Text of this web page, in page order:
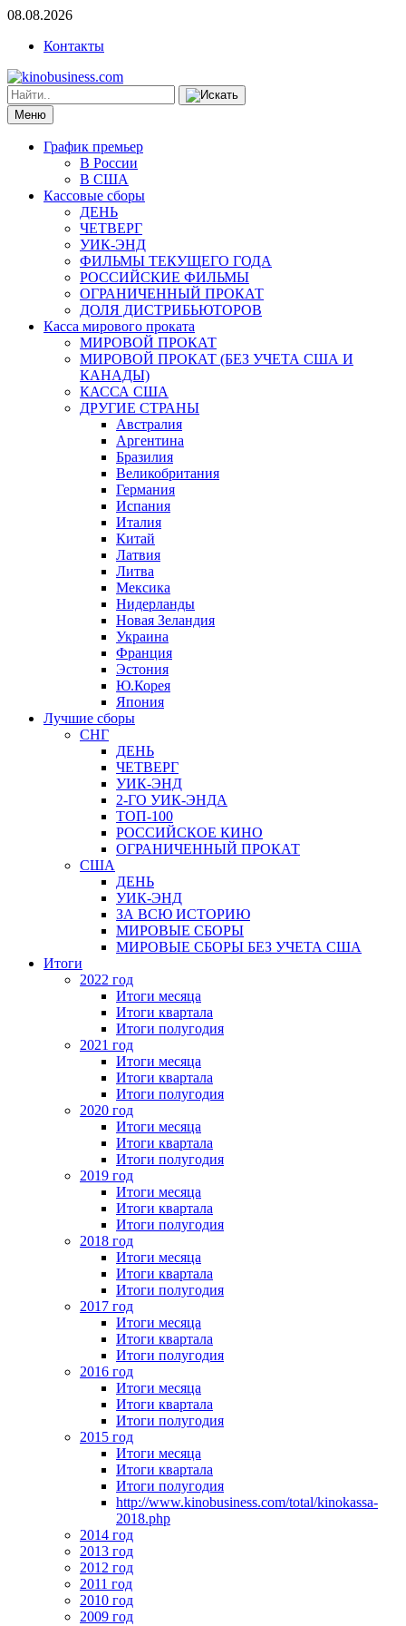
08.08.2026
Контакты
Меню
График премьер
В России
В США
Кассовые сборы
ДЕНЬ
ЧЕТВЕРГ
УИК-ЭНД
ФИЛЬМЫ ТЕКУЩЕГО ГОДА
РОССИЙСКИЕ ФИЛЬМЫ
ОГРАНИЧЕННЫЙ ПРОКАТ
ДОЛЯ ДИСТРИБЬЮТОРОВ
Касса мирового проката
МИРОВОЙ ПРОКАТ
МИРОВОЙ ПРОКАТ (БЕЗ УЧЕТА США И
КАНАДЫ)
КАССА США
ДРУГИЕ СТРАНЫ
Австралия
Аргентина
Бразилия
Великобритания
Германия
Испания
Италия
Китай
Латвия
Литва
Мексика
Нидерланды
Новая Зеландия
Украина
Франция
Эстония
Ю.Корея
Япония
Лучшие сборы
СНГ
ДЕНЬ
ЧЕТВЕРГ
УИК-ЭНД
2-ГО УИК-ЭНДА
ТОП-100
РОССИЙСКОЕ КИНО
ОГРАНИЧЕННЫЙ ПРОКАТ
США
ДЕНЬ
УИК-ЭНД
ЗА ВСЮ ИСТОРИЮ
МИРОВЫЕ СБОРЫ
МИРОВЫЕ СБОРЫ БЕЗ УЧЕТА США
Итоги
2022 год
Итоги месяца
Итоги квартала
Итоги полугодия
2021 год
Итоги месяца
Итоги квартала
Итоги полугодия
2020 год
Итоги месяца
Итоги квартала
Итоги полугодия
2019 год
Итоги месяца
Итоги квартала
Итоги полугодия
2018 год
Итоги месяца
Итоги квартала
Итоги полугодия
2017 год
Итоги месяца
Итоги квартала
Итоги полугодия
2016 год
Итоги месяца
Итоги квартала
Итоги полугодия
2015 год
Итоги месяца
Итоги квартала
Итоги полугодия
http://www.kinobusiness.com/total/kinokassa-
2018.php
2014 год
2013 год
2012 год
2011 год
2010 год
2009 год